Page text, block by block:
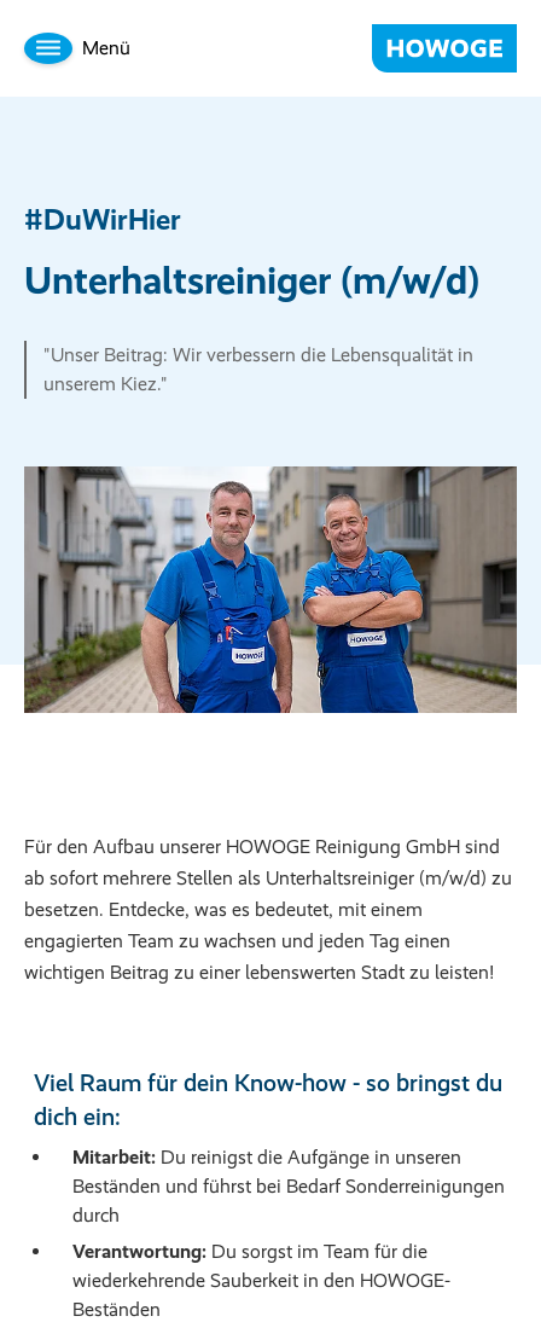
Menü
#DuWirHier
Unterhaltsreiniger (m/w/d)
"Unser Beitrag: Wir verbessern die Lebensqualität in
unserem Kiez."
Für den Aufbau unserer HOWOGE Reinigung GmbH sind
ab sofort mehrere Stellen als Unterhaltsreiniger (m/w/d) zu
besetzen. Entdecke, was es bedeutet, mit einem
engagierten Team zu wachsen und jeden Tag einen
wichtigen Beitrag zu einer lebenswerten Stadt zu leisten!
Viel Raum für dein Know-how - so bringst du
dich ein:
Mitarbeit: Du reinigst die Aufgänge in unseren
Beständen und führst bei Bedarf Sonderreinigungen
durch
Verantwortung: Du sorgst im Team für die
wiederkehrende Sauberkeit in den HOWOGE-
Beständen